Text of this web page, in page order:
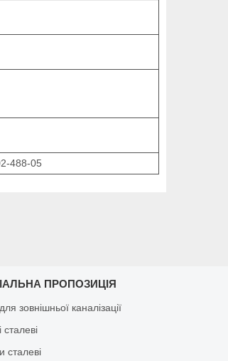
488-05
ПРОПОЗИЦІЯ
зовнішньої каналізації
сталеві